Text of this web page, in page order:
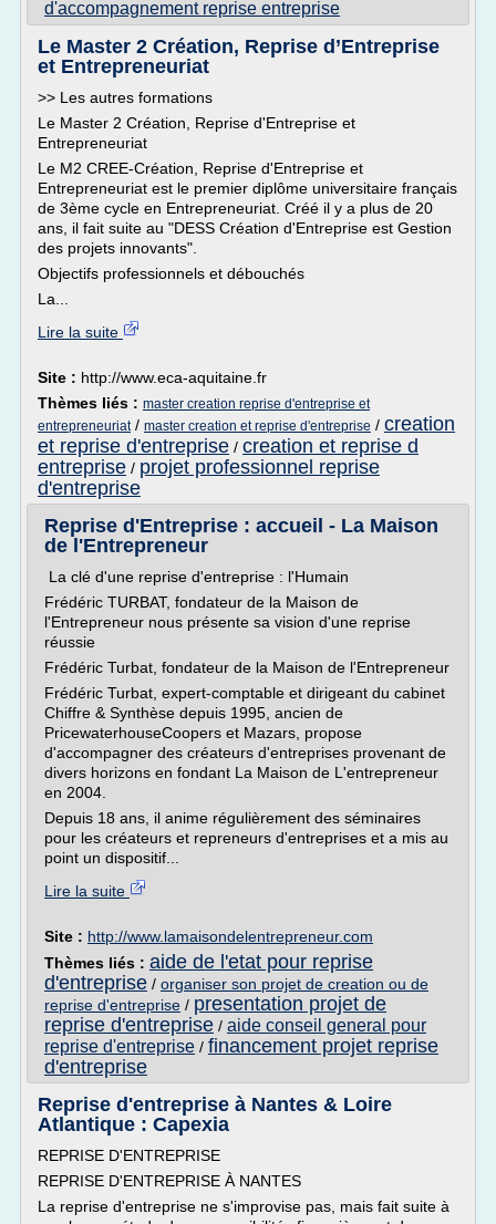
d'accompagnement reprise entreprise
Le Master 2 Création, Reprise d’Entreprise
et Entrepreneuriat
>> Les autres formations
Le Master 2 Création, Reprise d'Entreprise et
Entrepreneuriat
Le M2 CREE-Création, Reprise d'Entreprise et
Entrepreneuriat est le premier diplôme universitaire français
de 3ème cycle en Entrepreneuriat. Créé il y a plus de 20
ans, il fait suite au "DESS Création d'Entreprise est Gestion
des projets innovants".
Objectifs professionnels et débouchés
La...
Lire la suite
Site : http://www.eca-aquitaine.fr
Thèmes liés : master creation reprise d'entreprise et
entrepreneuriat/ master creation et reprise d'entreprise / creation
et reprise d'entreprise / creation et reprise d
entreprise / projet professionnel reprise
d'entreprise
Reprise d'Entreprise : accueil - La Maison
de l'Entrepreneur
La clé d'une reprise d'entreprise : l'Humain
Frédéric TURBAT, fondateur de la Maison de
l'Entrepreneur nous présente sa vision d'une reprise
réussie
Frédéric Turbat, fondateur de la Maison de l'Entrepreneur
Frédéric Turbat, expert-comptable et dirigeant du cabinet
Chiffre & Synthèse depuis 1995, ancien de
PricewaterhouseCoopers et Mazars, propose
d'accompagner des créateurs d'entreprises provenant de
divers horizons en fondant La Maison de L'entrepreneur
en 2004.
Depuis 18 ans, il anime régulièrement des séminaires
pour les créateurs et repreneurs d'entreprises et a mis au
point un dispositif...
Lire la suite
Site : http://www.lamaisondelentrepreneur.com
Thèmes liés : aide de l'etat pour reprise
d'entreprise / organiser son projet de creation ou de
reprise d'entreprise / presentation projet de
reprise d'entreprise / aide conseil general pour
reprise d'entreprise / financement projet reprise
d'entreprise
Reprise d'entreprise à Nantes & Loire
Atlantique : Capexia
REPRISE D'ENTREPRISE
REPRISE D'ENTREPRISE À NANTES
La reprise d'entreprise ne s'improvise pas, mais fait suite à